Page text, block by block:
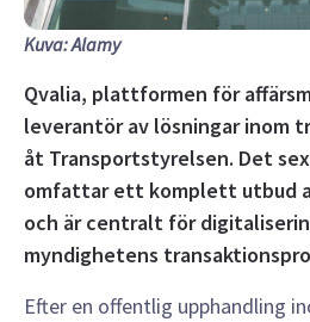
Kuva: Alamy
Qvalia, plattformen för
leverantör av lösningar inom
åt Transportstyrelsen. Det
omfattar ett komplett utbud
och är centralt för
myndighetens
Efter en offentlig upphandling